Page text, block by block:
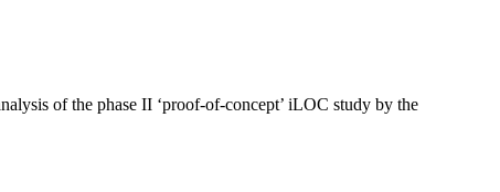
of the phase II ‘proof-of-concept’ iLOC study by the